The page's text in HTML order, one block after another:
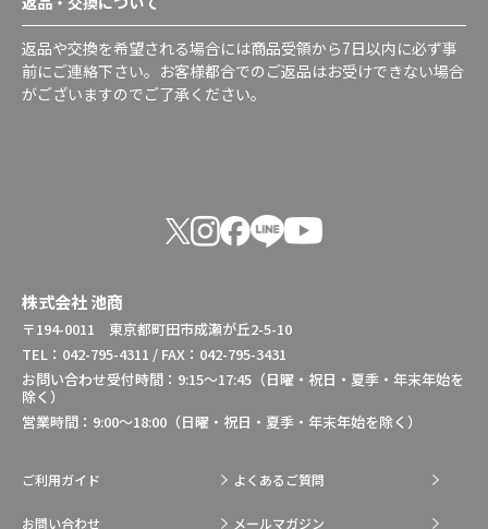
返品や交換を希望される場合には商品受領から7日以内に必ず事
前にご連絡下さい。お客様都合でのご返品はお受けできない場合
がございますのでご了承ください。
株式会社 池商
〒194-0011 東京都町田市成瀬が丘2-5-10
TEL：042-795-4311 / FAX：042-795-3431
お問い合わせ受付時間：9:15～17:45（日曜・祝日・夏季・年末年始を
除く）
営業時間：9:00～18:00（日曜・祝日・夏季・年末年始を除く）
ご利用ガイド よくあるご質問
お問い合わせ メールマガジン